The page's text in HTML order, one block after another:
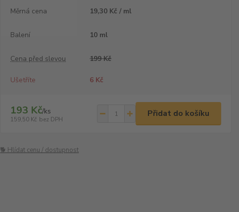
Měrná cena
19,30 Kč / ml
Balení 10 ml
Cena před slevou 199 Kč
Ušetříte 6 Kč
193 Kč/ks
159,50 Kč bez DPH
Přidat do košíku
🐕 Hlídat cenu / dostupnost